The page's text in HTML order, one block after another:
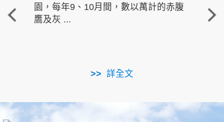
園，每年9、10月間，數以萬計的赤腹
鷹及灰 ...
詳全文
重
走進